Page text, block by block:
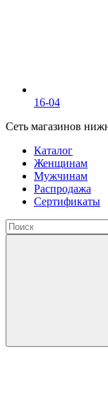
16-04
Сеть магазинов
Каталог
Женщинам
Мужчинам
Распродажа
Сертификаты